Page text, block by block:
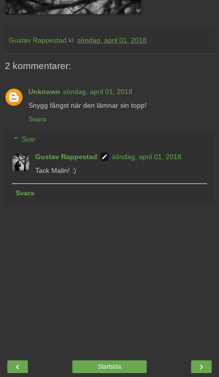
Gustav Rappestad kl. söndag, april 01, 2018
2 kommentarer:
Unknown söndag, april 01, 2018
Snygg fångst när den lämnar sin topp!
Svara
Svar
Gustav Rappestad
söndag, april 01, 2018
Tack Malin! :)
Svara
‹ ›
Startsida